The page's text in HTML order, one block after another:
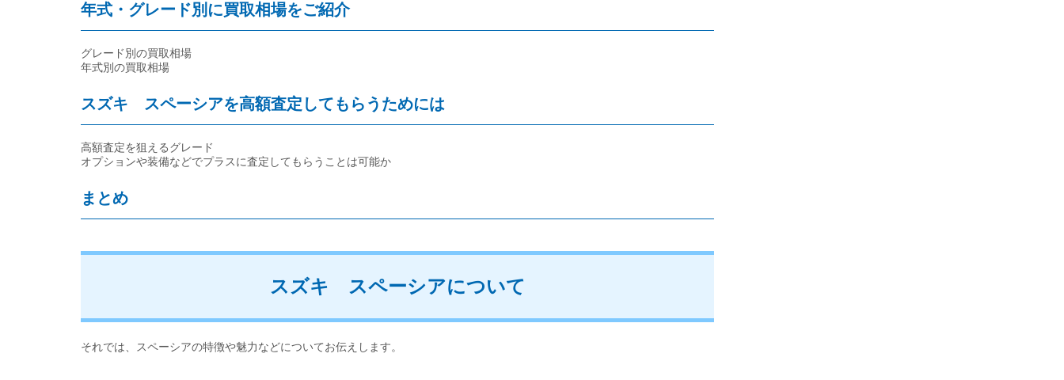
年式・グレード別に買取相場をご紹介
グレード別の買取相場
年式別の買取相場
スズキ スペーシアを高額査定してもらうためには
高額査定を狙えるグレード
オプションや装備などでプラスに査定してもらうことは可能か
まとめ
スズキ スペーシアについて
それでは、スペーシアの特徴や魅力などについてお伝えします。